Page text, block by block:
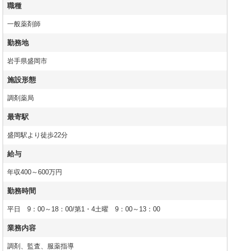
職種
一般薬剤師
勤務地
岩手県盛岡市
施設形態
調剤薬局
最寄駅
盛岡駅より徒歩22分
給与
年収400～600万円
勤務時間
平日 9：00～18：00/第1・4土曜 9：00～13：00
業務内容
調剤、監査、服薬指導